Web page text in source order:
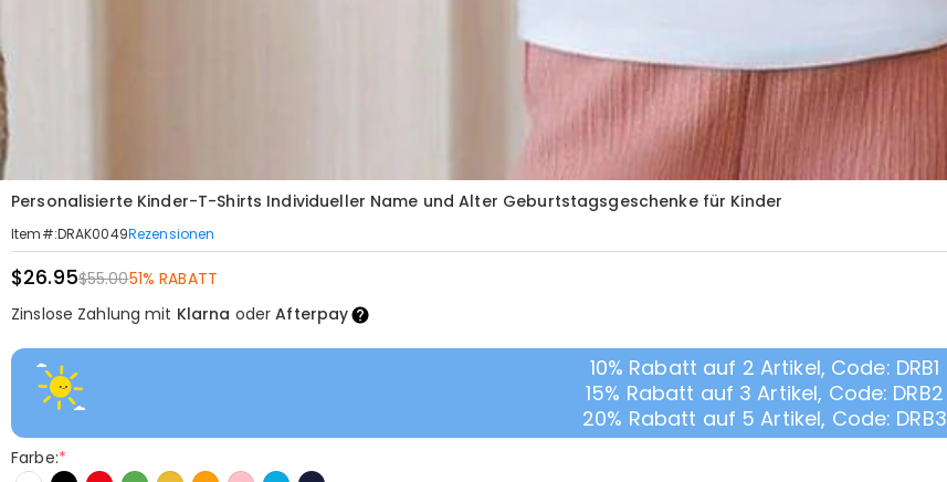
Personalisierte Kinder-T-Shirts Individueller Name und Alter Geburtstagsgeschenke für Kinder
Item#:DRAK0049Rezensionen
$26.95$55.0051% RABATT
Zinslose Zahlung mit Klarna oderAfterpay
10% Rabatt auf 2 Artikel, Code: DRB1
15% Rabatt auf 3 Artikel, Code: DRB2
20% Rabatt auf 5 Artikel, Code: DRB3
Farbe:*